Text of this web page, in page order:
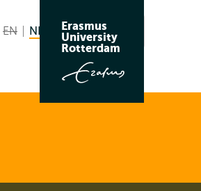
EN English not available
NL Nederlands huidige taal
Zoeken
Erasmus
University
Rotterdam